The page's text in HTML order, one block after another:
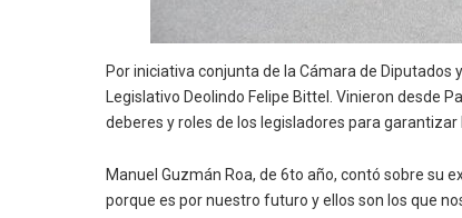
Por iniciativa conjunta de la Cámara de Diputados
Legislativo Deolindo Felipe Bittel. Vinieron desde
deberes y roles de los legisladores para
Manuel Guzmán Roa, de 6to año, contó sobre su
porque es por nuestro futuro y ellos son los que